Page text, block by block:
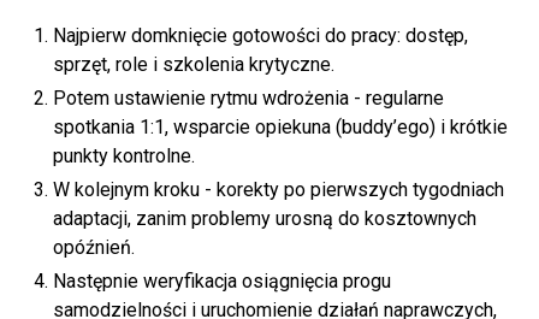
Najpierw domknięcie gotowości do pracy: dostęp,
sprzęt, role i szkolenia krytyczne.
Potem ustawienie rytmu wdrożenia - regularne
spotkania 1:1, wsparcie opiekuna (buddy’ego) i krótkie
punkty kontrolne.
W kolejnym kroku - korekty po pierwszych tygodniach
adaptacji, zanim problemy urosną do kosztownych
opóźnień.
Następnie weryfikacja osiągnięcia progu
samodzielności i uruchomienie działań naprawczych,